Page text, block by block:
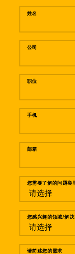
姓名
公司
职位
手机
邮箱
您需要了解的问题类
您感兴趣的领域/解决
请简述您的需求